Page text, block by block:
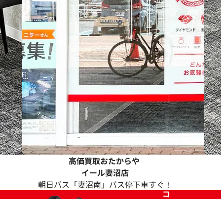
高価買取おたからや
イール妻沼店
朝日バス「妻沼南」バス停下車すぐ！
チ
コ